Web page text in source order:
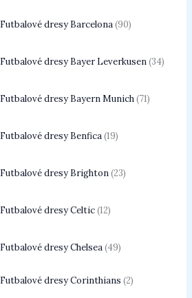
Futbalové dresy Barcelona 90
Futbalové dresy Bayer Leverkusen 34
Futbalové dresy Bayern Munich 71
Futbalové dresy Benfica 19
Futbalové dresy Brighton 23
Futbalové dresy Celtic 12
Futbalové dresy Chelsea 49
Futbalové dresy Corinthians 2